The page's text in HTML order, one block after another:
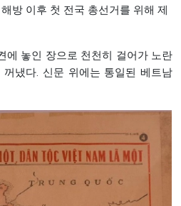
방 이후 첫 전국 총선거를 위해 제
에 놓인 장으로 천천히 걸어가 노란
냈다. 신문 위에는 통일된 베트남